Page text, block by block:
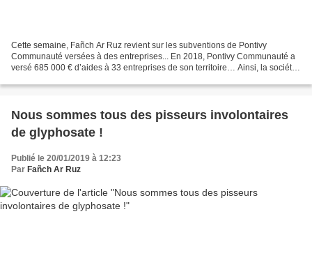
Cette semaine, Fañch Ar Ruz revient sur les subventions de Pontivy
Communauté versées à des entreprises... En 2018, Pontivy Communauté a
versé 685 000 € d’aides à 33 entreprises de son territoire… Ainsi, la société
Nous sommes tous des pisseurs involontaires
de glyphosate !
Publié le 20/01/2019 à 12:23
Par Fañch Ar Ruz